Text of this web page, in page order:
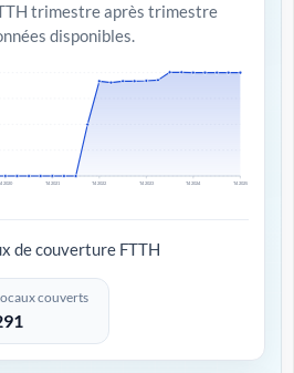
trimestre après trimestre
disponibles.
2020 T4 2021 T4 2022 T4 2023 T4 2024 T4 2025
de couverture FTTH
couverts